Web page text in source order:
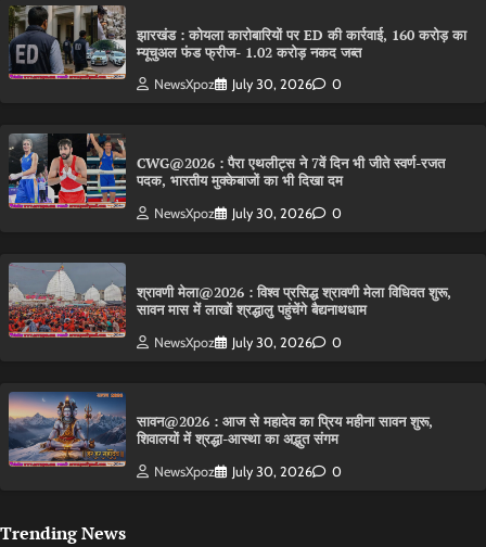
झारखंड : कोयला कारोबारियों पर ED की कार्रवाई, 160 करोड़ का
म्यूचुअल फंड फ्रीज- 1.02 करोड़ नकद जब्त
NewsXpoz July 30, 2026 0
CWG@2026 : पैरा एथलीट्स ने 7वें दिन भी जीते स्वर्ण-रजत
पदक, भारतीय मुक्केबाजों का भी दिखा दम
NewsXpoz July 30, 2026 0
श्रावणी मेला@2026 : विश्व प्रसिद्ध श्रावणी मेला विधिवत शुरू,
सावन मास में लाखों श्रद्धालु पहुंचेंगे बैद्यनाथधाम
NewsXpoz July 30, 2026 0
सावन@2026 : आज से महादेव का प्रिय महीना सावन शुरू,
शिवालयों में श्रद्धा-आस्था का अद्भुत संगम
NewsXpoz July 30, 2026 0
Trending News